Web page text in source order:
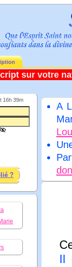
sur votre
16h 39m
?
A
don
Il